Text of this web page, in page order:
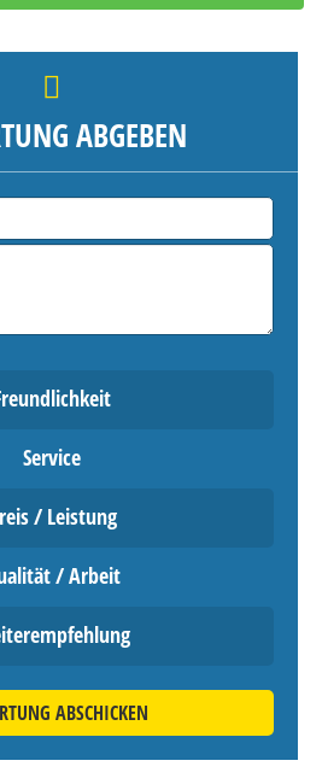
ABGEBEN
Service
/ Leistung
/ Arbeit
ABSCHICKEN